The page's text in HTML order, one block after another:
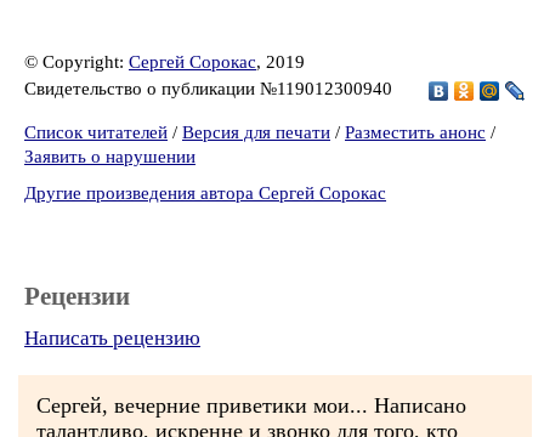
© Copyright: Сергей Сорокас, 2019
Свидетельство о публикации №119012300940
Список читателей / Версия для печати / Разместить анонс /
Заявить о нарушении
Другие произведения автора Сергей Сорокас
Рецензии
Написать рецензию
Сергей, вечерние приветики мои... Написано
талантливо, искренне и звонко для того, кто